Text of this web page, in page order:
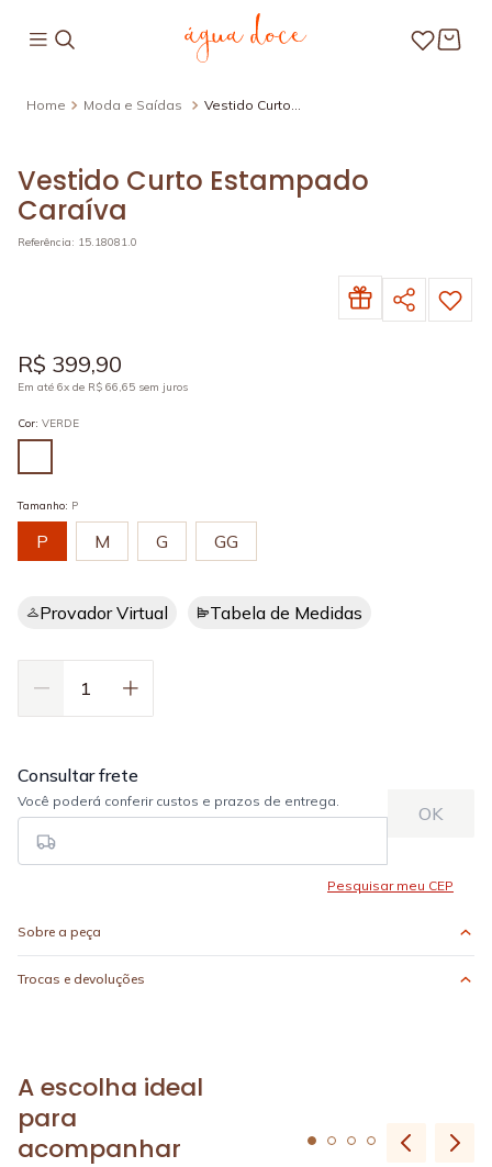
Moda e Saídas
Vestido Curto
Vestido Curto Estampado
Caraíva
Referência: 15.18081.0
R$ 399,90
Em até 6x de R$ 66,65 sem juros
Cor: VERDE
Tamanho: P
P M G GG
Provador Virtual Tabela de Medidas
Sobre a peça
Trocas e devoluções
A escolha ideal
para
acompanhar